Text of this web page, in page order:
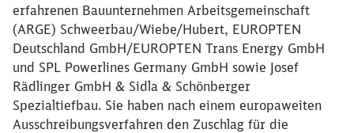
erfahrenen Bauunternehmen Arbeitsgemeinschaft
(ARGE) Schweerbau/Wiebe/Hubert, EUROPTEN
Deutschland GmbH/EUROPTEN Trans Energy GmbH
und SPL Powerlines Germany GmbH sowie Josef
Rädlinger GmbH & Sidla & Schönberger
Spezialtiefbau. Sie haben nach einem europaweiten
Ausschreibungsverfahren den Zuschlag für die